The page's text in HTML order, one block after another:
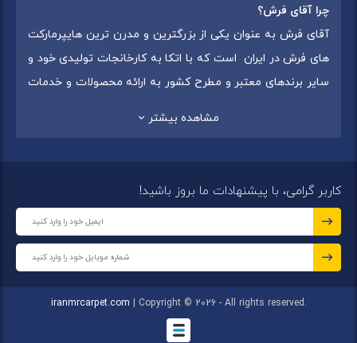
چرا آقای فرش؟
آقای فرش به عنوان یکی از بزرگترین و مدرن ترین هایپرمارکت
های فرش در ایران است که با اتکا به کارخانجات تولیدی خود و
سایر برندهای معتبر و مطرح کشور به ارائه محصولات و خدمات
شهر:فردیس ) ، استان قزوین (شهر قزوین)
مجموعه در تمامی شعب خود بهترین برند ها و بافته های ایران
کلاسیک،فرش کودک، فرش دستبافتوتابلو فرش دستبافت
گرد هم آورده است.
مجموعه آقای فرش با هدف ارائه محصولات باکیفیت، متنوع و با
مشاهده بیشتر
کاربر گرامی، با پیشنهادات ما بروز باشید!
iranmrcarpet.com | Copyright © 2026 - All rights reserved.